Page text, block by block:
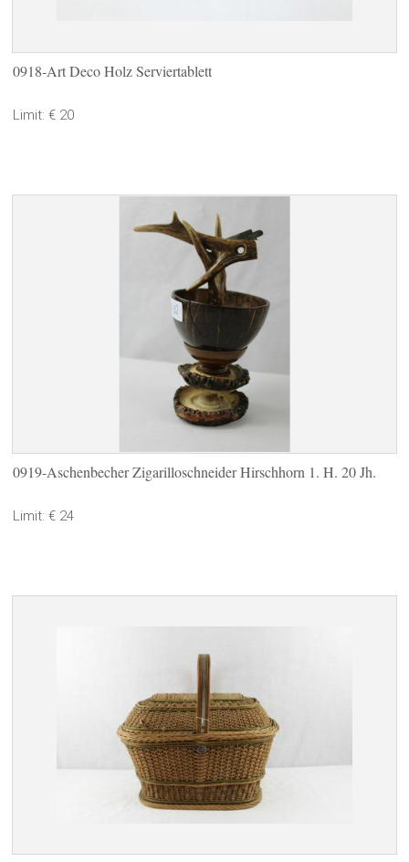
0918-Art Deco Holz Serviertablett
Limit: € 20
0919-Aschenbecher Zigarilloschneider Hirschhorn 1. H. 20 Jh.
Limit: € 24